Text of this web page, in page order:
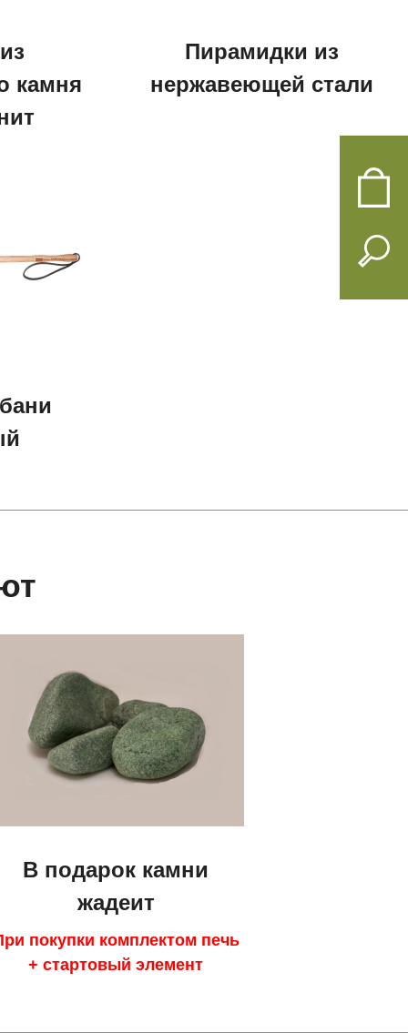
камня
Пирамидки из
нержавеющей стали
В подарок камни
жадеит
покупки комплектом печь
+ стартовый элемент